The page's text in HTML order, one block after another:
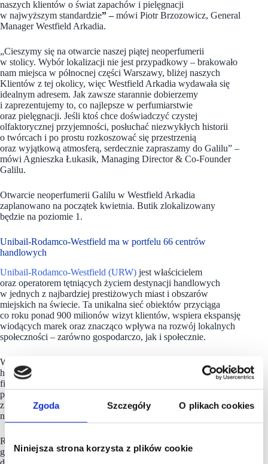
Zgoda Szczegóły O plikach cookies
Niniejsza strona korzysta z plików cookie
naszych klientów o świat zapachów i pielęgnacji
w najwyższym standardzie” –mówi Piotr Brzozowicz, General
Manager Westfield Arkadia.
„Cieszymy się na otwarcie naszej piątej neoperfumerii
w stolicy. Wybór lokalizacji nie jest przypadkowy – brakowało
nam miejsca w północnej części Warszawy, bliżej naszych
Klientów z tej okolicy, więc Westfield Arkadia wydawała się
idealnym adresem. Jak zawsze starannie dobierzemy
i zaprezentujemy to, co najlepsze w perfumiarstwie
oraz pielęgnacji. Jeśli ktoś chce doświadczyć czystej
olfaktorycznej przyjemności, posłuchać niezwykłych historii
o twórcach i po prostu rozkoszować się przestrzenią
oraz wyjątkową atmosferą, serdecznie zapraszamy do Galilu” –
mówi Agnieszka Łukasik, Managing Director & Co-Founder
Galilu.
Otwarcie neoperfumerii Galilu w Westfield Arkadia
zaplanowano na początek kwietnia. Butik zlokalizowany
będzie na poziomie 1.
Unibail-Rodamco-Westfield ma w portfelu 66 centrów
handlowych
Unibail-Rodamco-Westfield (URW) jest właścicielem
oraz operatorem tętniących życiem destynacji handlowych
w jednych z najbardziej prestiżowych miast i obszarów
miejskich na świecie. Ta unikalna sieć obiektów przyciąga
co roku ponad 900 milionów wizyt klientów, wspiera ekspansję
wiodących marek oraz znacząco wpływa na rozwój lokalnych
społeczności – zarówno gospodarczo, jak i społecznie.
W jej skład wchodzi 66 należących do URW centrów
handlowych w USA i Europie, stanowiących 88% portfela
firmy, wycenianego na 49 mld euro. 41 z tych obiektów działa
pod flagową marką Westfield. URW współpracuje także
z partnerami, którzy rozwijają destynacje pod marką Westfield
na dynamicznie rosnących, nowych rynkach.
Realizując plan strategiczny „A Platform for Growth”, URW
generuje organiczny wzrost oparty na rozwijaniu istniejącej